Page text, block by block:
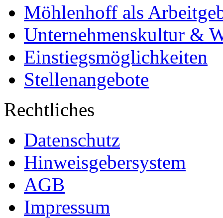
Möhlenhoff als
Unternehmenskultur &
Einstiegsmöglichkeiten
Stellenangebote
Rechtliches
Datenschutz
Hinweisgebersystem
AGB
Impressum